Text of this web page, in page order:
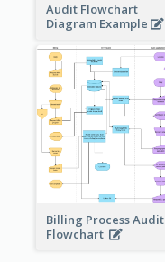
Audit Flowchart
Diagram Example
Billing Process Audit
Flowchart